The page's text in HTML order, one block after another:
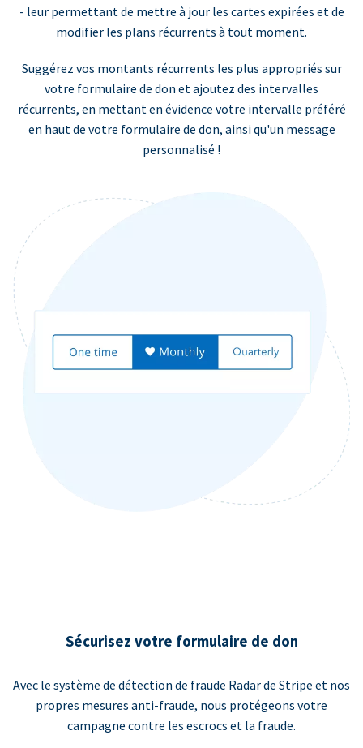
- leur permettant de mettre à jour les cartes expirées et de
modifier les plans récurrents à tout moment.
Suggérez vos montants récurrents les plus appropriés sur
votre formulaire de don et ajoutez des intervalles
récurrents, en mettant en évidence votre intervalle préféré
en haut de votre formulaire de don, ainsi qu'un message
personnalisé !
Sécurisez votre formulaire de don
Avec le système de détection de fraude Radar de Stripe et nos
propres mesures anti-fraude, nous protégeons votre
campagne contre les escrocs et la fraude.